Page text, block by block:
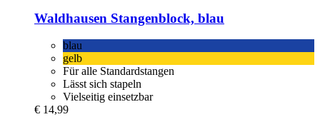
Waldhausen Stangenblock, blau
blau
gelb
Für alle Standardstangen
Lässt sich stapeln
Vielseitig einsetzbar
€ 14,99